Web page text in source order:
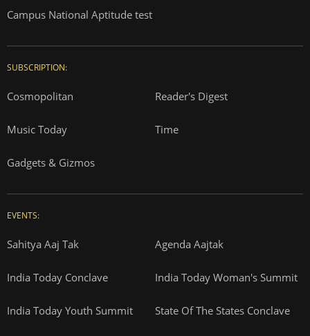
Campus National Aptitude test
SUBSCRIPTION:
Cosmopolitan Reader's Digest
Music Today Time
Gadgets & Gizmos
EVENTS:
Sahitya Aaj Tak Agenda Aajtak
India Today Conclave India Today Woman's Summit
India Today Youth Summit State Of The States Conclave